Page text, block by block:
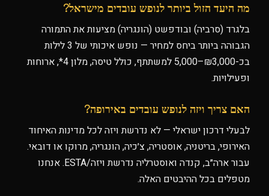
מה היעד הזול ביותר לנופש עובדים מישראל?
בלגרד (סרביה) ובודפשט (הונגריה) מציעות את התמורה
הגבוהה ביותר ביחס למחיר — נופש איכותי של 3 לילות
בכ-₪3,000–5,000 למשתתף, כולל טיסה, מלון 4*, ארוחות
ופעילויות.
האם צריך ויזה לנופש עובדים באירופה?
לבעלי דרכון ישראלי — לא נדרשת ויזה לכל מדינות האיחוד
האירופי, בריטניה, אוסטריה, צ׳כיה, הונגריה, מרוקו או דובאי.
עבור ארה״ב, קנדה ואוסטרליה נדרשת ויזה/ESTA. אנחנו
מטפלים בכל ההיבטים האלה.